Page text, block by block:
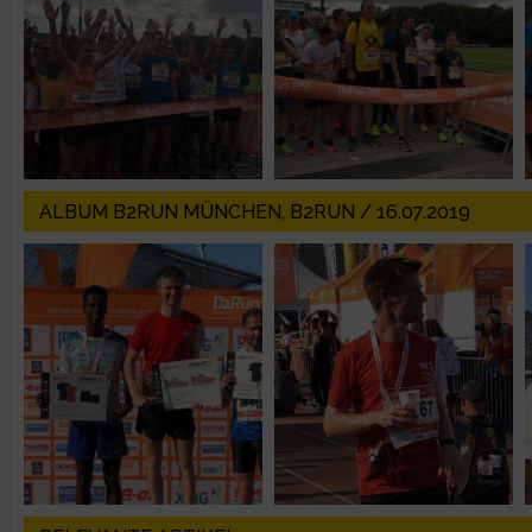
ALBUM B2RUN MÜNCHEN, B2RUN / 16.07.2019
IAB-Besonderheiten:
Verwendung genauer Standortdaten
Geräte anhand von aktiv angeforderten Informationen
Nicht-IAB-Verarbeitungszwecke:
Notwendig
Performance
Funktional
Werbung